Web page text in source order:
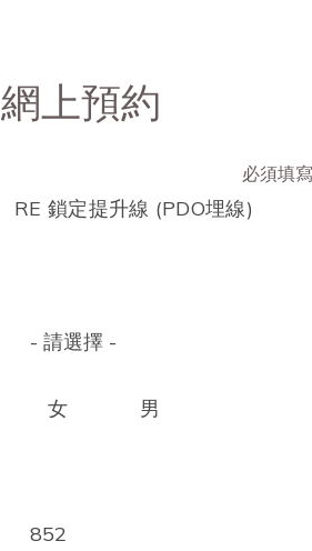
網上預約
必須填
RE 鎖定提升線 (PDO埋線)
- 請選擇 -
女 男
852